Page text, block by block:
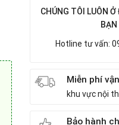
CHÚNG TÔI LUÔN
BẠN
Hotline tư vấn:
Miễn phí
khu vực nội
Bảo hành